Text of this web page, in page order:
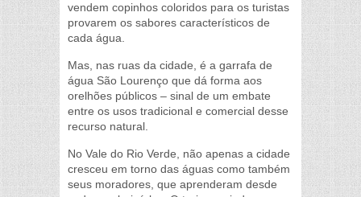
vendem copinhos coloridos para os turistas
provarem os sabores característicos de
cada água.
Mas, nas ruas da cidade, é a garrafa de
água São Lourenço que dá forma aos
orelhões públicos – sinal de um embate
entre os usos tradicional e comercial desse
recurso natural.
No Vale do Rio Verde, não apenas a cidade
cresceu em torno das águas como também
seus moradores, que aprenderam desde